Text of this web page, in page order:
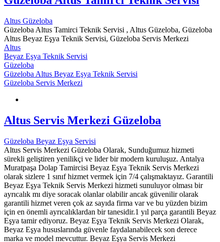
Altus Güzeloba
Güzeloba Altus Tamirci Teknik Servisi , Altus Güzeloba, Güzeloba
Altus Beyaz Eşya Teknik Servisi, Güzeloba Servis Merkezi
Altus
Beyaz Eşya Teknik Servisi
Güzeloba
Güzeloba Altus Beyaz Eşya Teknik Servisi
Güzeloba Servis Merkezi
Altus Servis Merkezi Güzeloba
Güzeloba Beyaz Eşya Servisi
Altus Servis Merkezi Güzeloba Olarak, Sunduğumuz hizmeti
sürekli geliştiren yenilikçi ve lider bir modern kuruluşuz. Antalya
Muratpaşa Dolap Tamircisi Beyaz Eşya Teknik Servis Merkezi
olarak sizlere 1 sınıf hizmet vermek için 7/4 çalışmaktayız. Garantili
Beyaz Eşya Teknik Servis Merkezi hizmeti sunuluyor olması bir
ayrıcalık mı diye soracak olanlar olabilir ancak güvenilir olarak
garantili hizmet veren çok az sayıda firma var ve bu yüzden bizim
için en önemli ayrıcalıklardan bir tanesidir.1 yıl parça garantili Beyaz
Eşya tamir ediyoruz. Beyaz Eşya Teknik Servis Merkezi Olarak,
Beyaz Eşya hususlarında güvenle faydalanabilecek son derece
marka ve model mevcuttur. Beyaz Eşya Servis Merkezi